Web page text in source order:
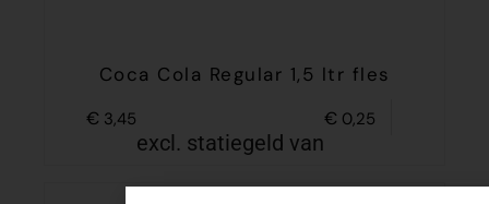
Coca Cola Regular 1,5 ltr fles
€ 3,45
excl. statiegeld van
€ 0,25